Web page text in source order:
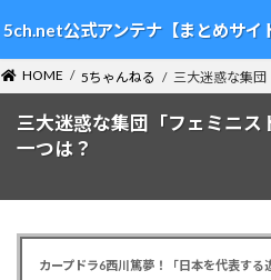
ン
テ
ン
ツ
ビ
ゲ
ー
シ
5ch.net公式アンテナ【まとめサイ
HOME 5ちゃんねる 三大迷惑な集
三大迷惑な集団「フェミニ
一つは？